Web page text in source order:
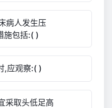
病人发生压
施包括:( )
,应观察:( )
采取头低足高